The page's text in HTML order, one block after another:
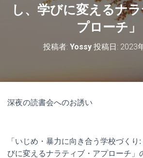
し、学びに変えるナ
プローチ」
投稿者: Yossy 投稿日: 2023
深夜の読書会へのお誘い
「いじめ・暴力に向き合う学校づくり
びに変えるナラティブ・アプローチ」